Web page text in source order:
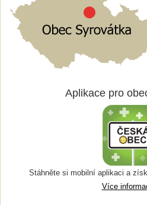
Aplikace pro
Stáhněte si mobilní aplikaci a
Více